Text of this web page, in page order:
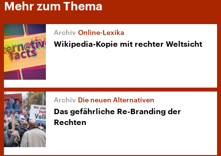
Mehr zum Thema
Online-Lexika
Wikipedia-Kopie mit rechter Weltsicht
Die neuen Alternativen
Das gefährliche Re-Branding der
Rechten